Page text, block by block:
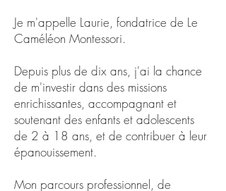
Je m'appelle Laurie, fondatrice de Le
Caméléon Montessori.
Depuis plus de dix ans, j'ai la chance
de m'investir dans des missions
enrichissantes, accompagnant et
soutenant des enfants et adolescents
de 2 à 18 ans, et de contribuer à leur
épanouissement.
Mon parcours professionnel, de